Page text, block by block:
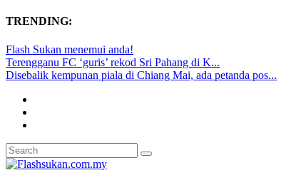
TRENDING:
Flash Sukan menemui anda!
Terengganu FC ‘guris’ rekod Sri Pahang di K...
Disebalik kempunan piala di Chiang Mai, ada petanda pos...